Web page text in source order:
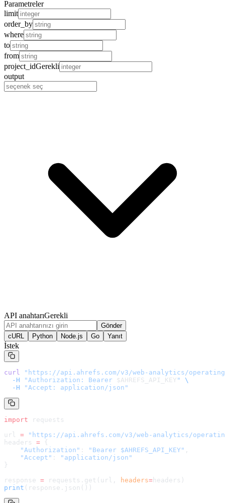
Parametreler
limit
order_by
where
to
from
project_idGerekli
output
API anahtarıGerekli
Gönder
cURL
Python Node.js Go Yanıt
İstek
curl " https://api.ahrefs.com/v3/web-analytics/
  -H
"Authorization: Bearer $AHREFS_API_KEY "
\
  -H
"Accept: application/json"
import requests
url = " https://api.ahrefs.com/v3/web-analytics/
headers = {
    "Authorization"
: "Bearer $AHREFS_API_KEY" ,
    "Accept"
:
"application/json"
}
response = requests.get(url, headers= headers )
print (response.json())